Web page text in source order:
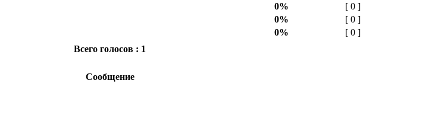
0%
[ 0 ]
0%
[ 0 ]
0%
[ 0 ]
Всего голосов : 1
Сообщение